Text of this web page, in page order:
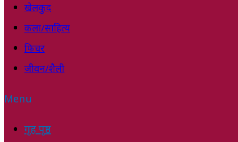
खेलकुद
कला/साहित्य
फिचर
जीवन/शैली
Menu
गृह पृष्ठ